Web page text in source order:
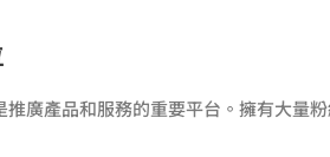
廣產品和服務的重要平台。擁有大量